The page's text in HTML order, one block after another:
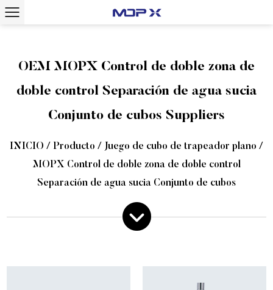
OEM MOPX Control de doble zona de
doble control Separación de agua sucia
Conjunto de cubos Suppliers
INICIO / Producto / Juego de cubo de trapeador plano /
MOPX Control de doble zona de doble control
Separación de agua sucia Conjunto de cubos